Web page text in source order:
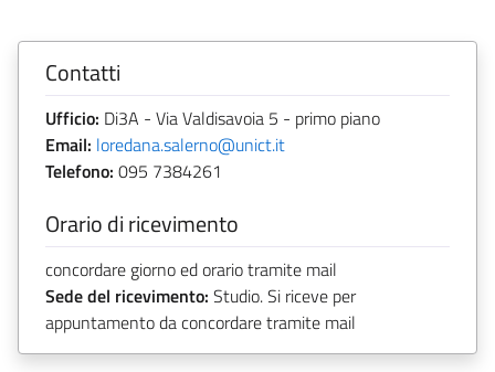
Contatti
Ufficio: Di3A - Via Valdisavoia 5 - primo piano
Email: loredana.salerno@unict.it
Telefono: 095 7384261
Orario di ricevimento
concordare giorno ed orario tramite mail
Sede del ricevimento: Studio. Si riceve per
appuntamento da concordare tramite mail